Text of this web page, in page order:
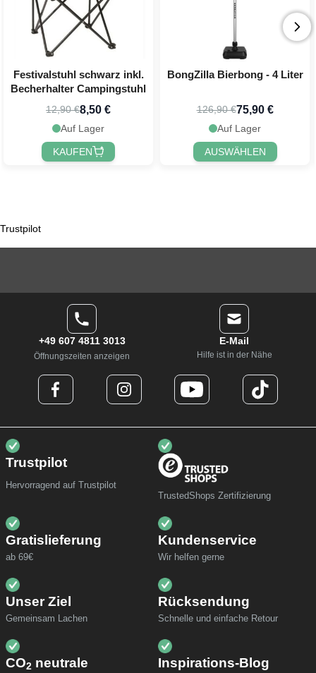
Festivalstuhl schwarz inkl.
Becherhalter Campingstuhl
12,90 €8,50 €
Auf Lager
KAUFEN
BongZilla Bierbong - 4 Liter
126,90 €75,90 €
Auf Lager
AUSWÄHLEN
Trustpilot
+49 607 4811 3013
Öffnungszeiten anzeigen
E-Mail
Hilfe ist in der Nähe
Trustpilot
Hervorragend auf Trustpilot
TrustedShops Zertifizierung
Gratislieferung
ab 69€
Kundenservice
Wir helfen gerne
Unser Ziel
Gemeinsam Lachen
Rücksendung
Schnelle und einfache Retour
CO2 neutrale Inspirations-Blog